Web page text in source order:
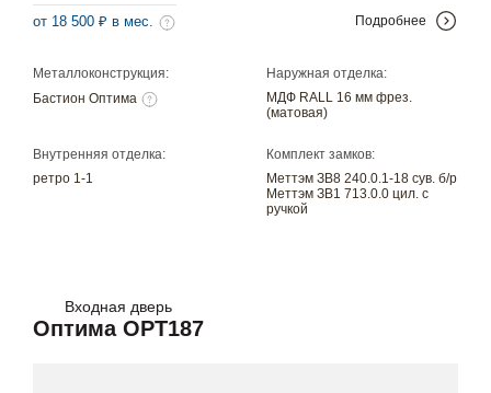
Металлоконструкция:
Бастион Оптима
Наружная отделка:
МДФ RALL 16 мм фрез.
(матовая)
Внутренняя отделка:
ретро 1-1
Комплект замков:
Меттэм ЗВ8 240.0.1-18 сув. б/р
Меттэм ЗВ1 713.0.0 цил. с
ручкой
от 18 500 ₽ в мес. Подробнее
Входная дверь
Оптима OPT187